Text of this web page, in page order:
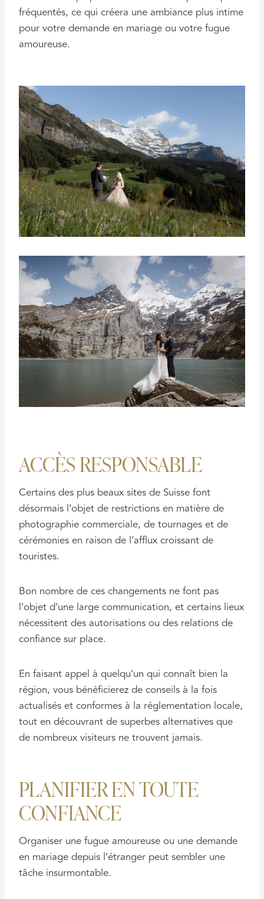
fréquentés, ce qui créera une ambiance plus intime
pour votre demande en mariage ou votre fugue
amoureuse.
ACCÈS RESPONSABLE
Certains des plus beaux sites de Suisse font
désormais l’objet de restrictions en matière de
photographie commerciale, de tournages et de
cérémonies en raison de l’afflux croissant de
touristes.
Bon nombre de ces changements ne font pas
l’objet d’une large communication, et certains lieux
nécessitent des autorisations ou des relations de
confiance sur place.
En faisant appel à quelqu’un qui connaît bien la
région, vous bénéficierez de conseils à la fois
actualisés et conformes à la réglementation locale,
tout en découvrant de superbes alternatives que
de nombreux visiteurs ne trouvent jamais.
PLANIFIER EN TOUTE
CONFIANCE
Organiser une fugue amoureuse ou une demande
en mariage depuis l’étranger peut sembler une
tâche insurmontable.